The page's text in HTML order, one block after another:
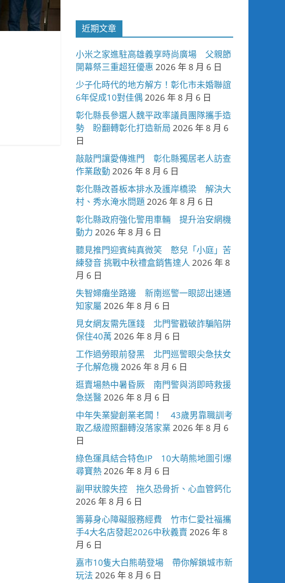
近期文章
小米之家進駐高雄義享時尚廣場 父親節
開幕祭三重超狂優惠 2026 年 8 月 6 日
少子化時代的地方解方！彰化市未婚聯誼
6年促成10對佳偶 2026 年 8 月 6 日
彰化縣長參選人魏平政率議員團隊攜手造
勢 盼翻轉彰化打造新局 2026 年 8 月 6
日
敲敲門讓愛傳進門 彰化縣獨居老人訪查
作業啟動 2026 年 8 月 6 日
彰化縣改善板本排水及護岸橋梁 解決大
村、秀水淹水問題 2026 年 8 月 6 日
彰化縣政府強化警用車輛 提升治安網機
動力 2026 年 8 月 6 日
聽見推門迎賓純真微笑 憨兒「小庭」苦
練發音 挑戰中秋禮盒銷售達人 2026 年 8
月 6 日
失智婦癱坐路邊 新南巡警一眼認出速通
知家屬 2026 年 8 月 6 日
見女網友需先匯錢 北門警戳破詐騙陷阱
保住40萬 2026 年 8 月 6 日
工作過勞眼前發黑 北門巡警眼尖急扶女
子化解危機2026 年 8 月 6 日
逛賣場熱中暑昏厥 南門警與消即時救援
急送醫2026 年 8 月 6 日
中年失業變創業老闆！ 43歲男靠職訓考
取乙級證照翻轉沒落家業 2026 年 8 月 6
日
綠色運具結合特色IP 10大萌熊地圖引爆
尋寶熱2026 年 8 月 6 日
副甲狀腺失控 拖久恐骨折、心血管鈣化
2026 年 8 月 6 日
籌募身心障礙服務經費 竹市仁愛社福攜
手4大名店發起2026中秋義賣 2026 年 8
月 6 日
嘉市10隻大白熊萌登場 帶你解鎖城市新
玩法 2026 年 8 月 6 日